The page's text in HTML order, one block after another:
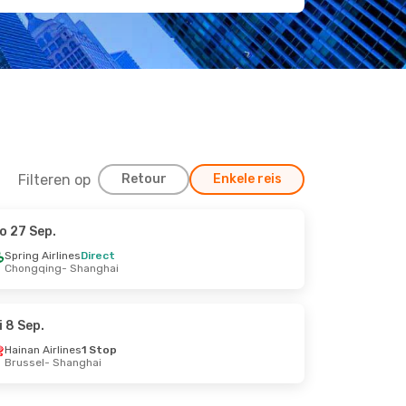
Filteren op Retour Enkele reis
27 Sep.
Spring AirlinesDirect
Chongqing- Shanghai
8 Sep.
Hainan Airlines1 Stop
Brussel- Shanghai